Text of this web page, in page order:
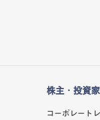
株主・投資
コーポレート